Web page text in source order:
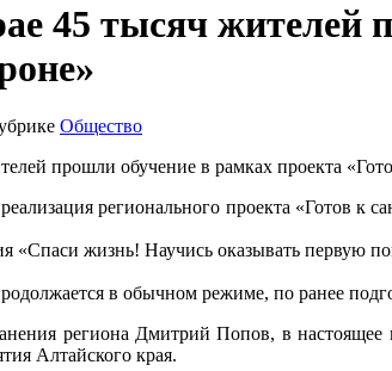
45 тысяч жителей
Общество
регионального проекта «Готов к
«Спаси жизнь! Научись оказывать первую
в обычном режиме, по ранее
региона Дмитрий Попов, в
Алтайского края.